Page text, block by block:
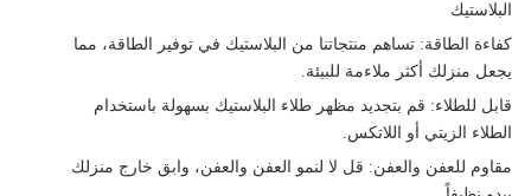
البلاستيك
كفاءة الطاقة: تساهم منتجاتنا من البلاستيك في توفير الطاقة، مما
يجعل منزلك أكثر ملاءمة للبيئة.
قابل للطلاء: قم بتجديد مظهر طلاء البلاستيك بسهولة باستخدام
الطلاء الزيتي أو اللاتكس.
مقاوم للعفن والعفن: قل لا لنمو العفن والعفن، وابق خارج منزلك